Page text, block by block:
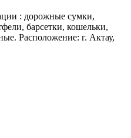
: дорожные сумки,
барсетки, кошельки,
Расположение: г. Актау,